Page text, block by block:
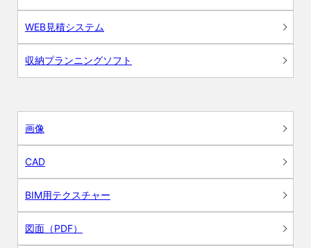
WEB見積システム
収納プランニングソフト
画像
CAD
BIM用テクスチャー
図面（PDF）